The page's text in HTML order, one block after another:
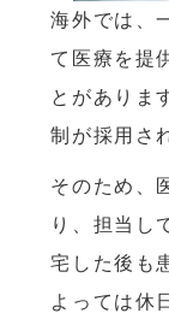
海外では、
て医療を提
とがありま
制が採用さ
そのため、
り、担当し
宅した後も
よっては休